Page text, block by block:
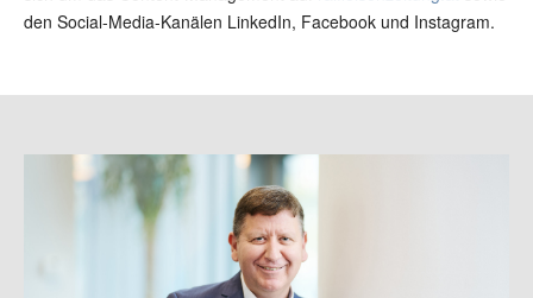
den Social-Media-Kanälen LinkedIn, Facebook und Instagram.